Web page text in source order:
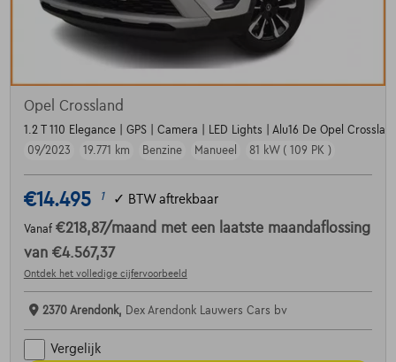
Opel Crossland
1.2 T 110 Elegance | GPS | Camera | LED Lights | Alu16 De Opel
09/2023
19.771 km Benzine Manueel 81 kW ( 109 PK )
€14.495 1 ✓ BTW aftrekbaar
Vanaf €218,87/maand met een laatste maandaflossing
van €4.567,37
Ontdek het volledige cijfervoorbeeld
2370 Arendonk, Dex Arendonk Lauwers Cars bv
Vergelijk